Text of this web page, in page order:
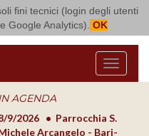
fini tecnici (login degli utenti
Google Analytics). OK
Bitonto
Menu
AGENDA
9/2026
Parrocchia S.
Arcangelo - Bari-